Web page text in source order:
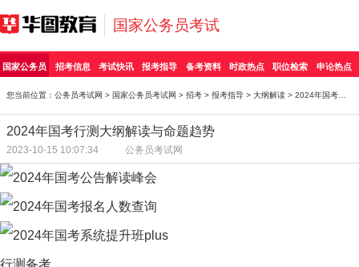
国家公务员考试
国家公务员 招考信息 考试快讯 报考指导 备考资料 时政热点 职位检索 申论热点
您当前位置： 公务员考试网 > 国家公务员考试网 > 招考 > 报考指导 > 大纲解读 > 2024年国考行测大纲解读与命题趋势
2024年国考行测大纲解读与命题趋势
2023-10-15 10:07:34 公务员考试网